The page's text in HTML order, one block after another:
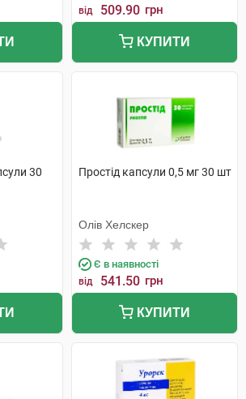
від 509.90 грн
КУПИТИ
30
Простід капсули 0,5 мг 30 шт
Олів Хелскер
Є в наявності
від 541.50 грн
КУПИТИ